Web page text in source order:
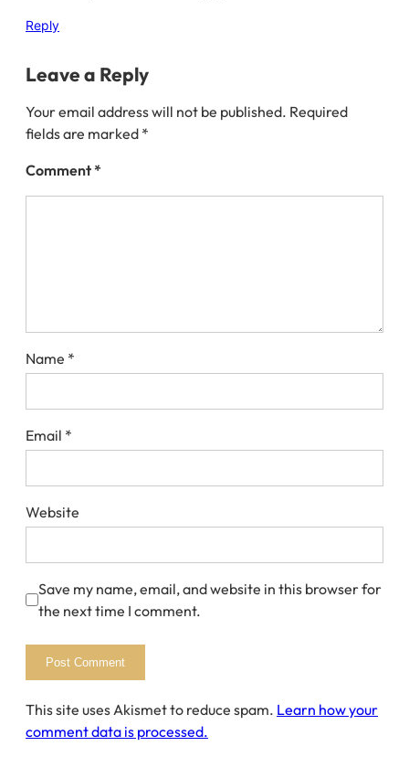
Reply
Leave a Reply
Your email address will not be published. Required
fields are marked *
Comment*
Name *
Email *
Website
Save my name, email, and website in this browser for
the next time I comment.
This site uses Akismet to reduce spam. Learn how your
comment data is processed.